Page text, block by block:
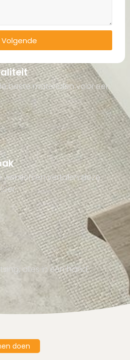
Volgende
beste materialen voor een
wensen en vertalen deze
alles in één hand.
doen